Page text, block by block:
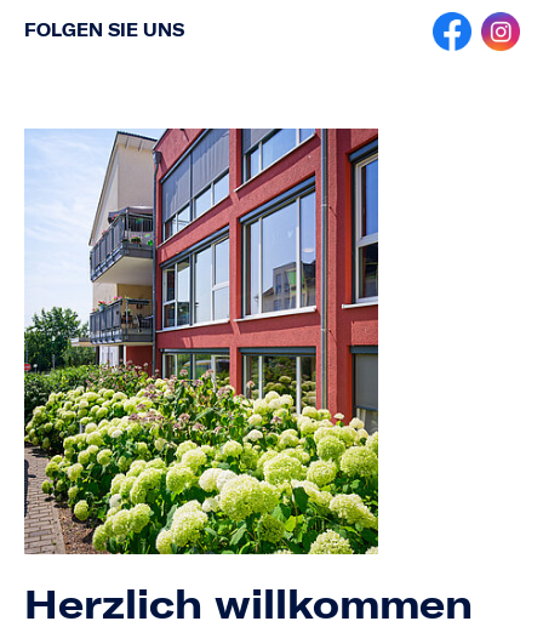
FOLGEN SIE UNS
Herzlich willkommen